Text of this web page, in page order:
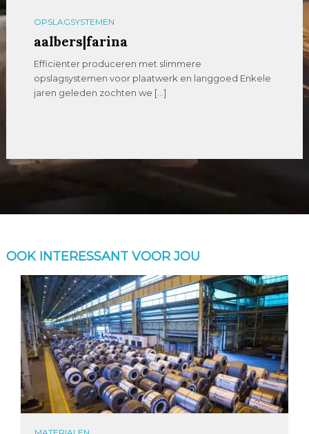
OPSLAGSYSTEMEN
aalbers|farina
Efficiënter produceren met slimmere
opslagsystemen voor plaatwerk en langgoed Enkele
jaren geleden zochten we […]
OOK INTERESSANT VOOR JOU